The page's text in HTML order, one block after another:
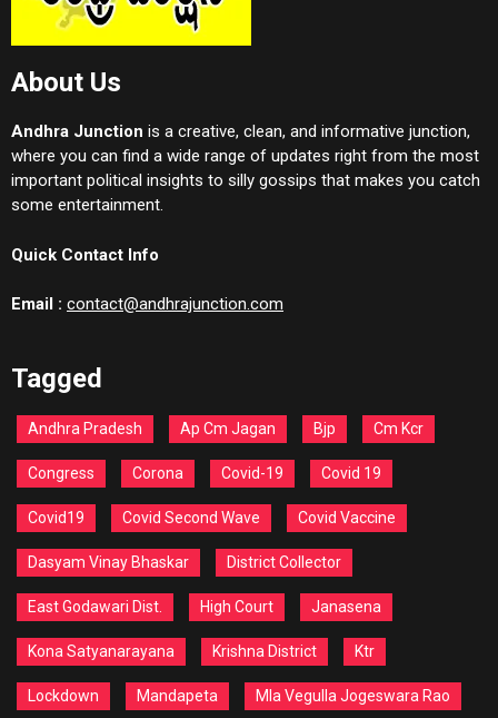
About Us
Andhra Junction is a creative, clean, and informative junction,
where you can find a wide range of updates right from the most
important political insights to silly gossips that makes you catch
some entertainment.
Quick Contact Info
Email : contact@andhrajunction.com
Tagged
Andhra Pradesh Ap Cm Jagan Bjp Cm Kcr
Congress Corona Covid-19 Covid 19
Covid19 Covid Second Wave Covid Vaccine
Dasyam Vinay Bhaskar District Collector
East Godawari Dist. High Court Janasena
Kona Satyanarayana Krishna District Ktr
Lockdown Mandapeta Mla Vegulla Jogeswara Rao